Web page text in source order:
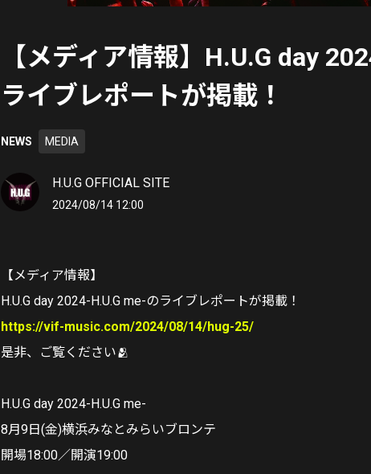
【メディア情報】H.U.G day
ライブレポートが掲載！
NEWS MEDIA
H.U.G OFFICIAL SITE
2024/08/14 12:00
【メディア情報】
H.U.G day 2024-H.U.G me-のライブレポートが掲載！
https://vif-music.com/2024/08/14/hug-25/
是非、ご覧ください🫂
H.U.G day 2024-H.U.G me-
8月9日(金)横浜みなとみらいブロンテ
開場18:00／開演19:00